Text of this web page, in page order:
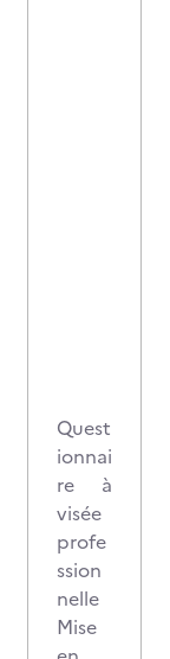
Quest
ionnai
re à
visée
profe
ssion
nelle
Mise